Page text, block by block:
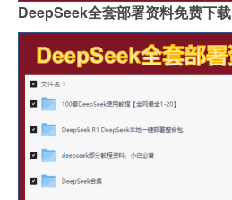
DeepSeek全套部署资料免费下载